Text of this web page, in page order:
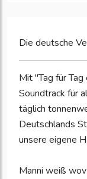
Die deutsche
Mit "Tag für
Soundtrack für
täglich
Deutschlands
unsere eigene
Manni weiß